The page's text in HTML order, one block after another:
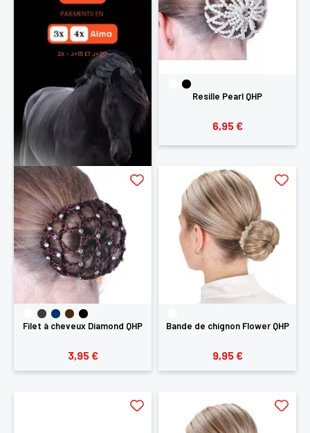
Resille Pearl QHP
6,95 €
Filet à cheveux Diamond QHP
3,95 €
Bande de chignon Flower QHP
9,95 €